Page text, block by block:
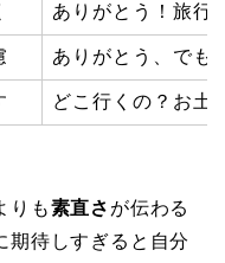
ありがとう！旅行
ありがとう、でも
どこ行くの？お土
りも素直さ が伝わる
期待しすぎると自分